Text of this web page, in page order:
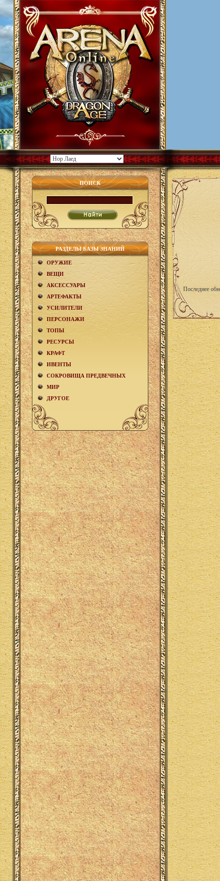
ПОИСК
РАЗДЕЛЫ БАЗЫ ЗНАНИЙ
ОРУЖИЕ
ВЕЩИ
АКCЕСCУАРЫ
АРТЕФАКТЫ
УСИЛИТЕЛИ
ПЕРСОНАЖИ
ТОПЫ
РЕСУРСЫ
КРАФТ
ИВЕНТЫ
СОКРОВИЩА ПРЕДВЕЧНЫХ
МИР
ДРУГОЕ
Последнее